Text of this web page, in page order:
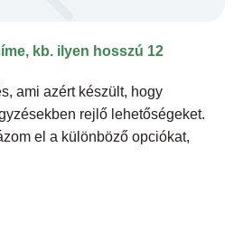
kb. ilyen hosszú 12
ami azért készült, hogy
rejlő lehetőségeket.
el a különböző opciókat,